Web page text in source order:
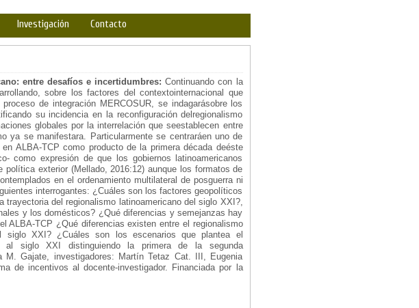
Investigación Contacto
entre desafíos e incertidumbres: Continuando con la
sobre los factores del contextointernacional que
de integración MERCOSUR, se indagarásobre los
su incidencia en la reconfiguración delregionalismo
globales por la interrelación que seestablecen entre
ya se manifestara. Particularmente se centraráen uno de
ALBA-TCP como producto de la primera década deéste
como expresión de que los gobiernos latinoamericanos
exterior (Mellado, 2016:12) aunque los formatos de
en el ordenamiento multilateral de posguerra ni
interrogantes: ¿Cuáles son los factores geopolíticos
del regionalismo latinoamericano del siglo XXI?,
y los domésticos? ¿Qué diferencias y semejanzas hay
ALBA-TCP ¿Qué diferencias existen entre el regionalismo
siglo XXI? ¿Cuáles son los escenarios que plantea el
al siglo XXI distinguiendo la primera de la segunda
M. Gajate, investigadores: Martín Tetaz Cat. III, Eugenia
de incentivos al docente-investigador. Financiada por la